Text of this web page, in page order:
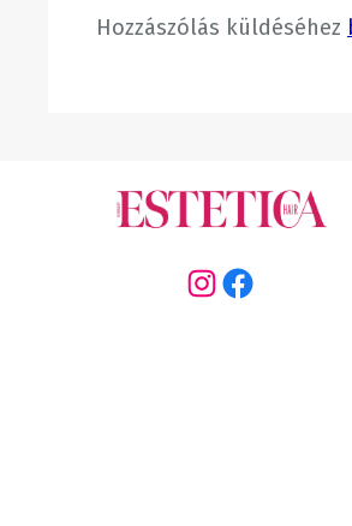
Hozzászólás küldéséhez
Instagram Facebook